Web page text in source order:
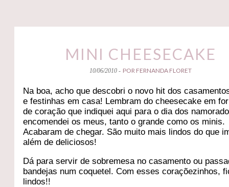
MINI CHEESECAKE
10/06/2010 - POR FERNANDA FLORET
Na boa, acho que descobri o novo hit dos
e festinhas em casa! Lembram do cheesecake em
de coração que indiquei aqui para o dia dos
encomendei os meus, tanto o grande como os minis.
Acabaram de chegar. São muito mais lindos do que
além de deliciosos!
Dá para servir de sobremesa no casamento ou
bandejas num coquetel. Com esses coraçõezinhos,
lindos!!